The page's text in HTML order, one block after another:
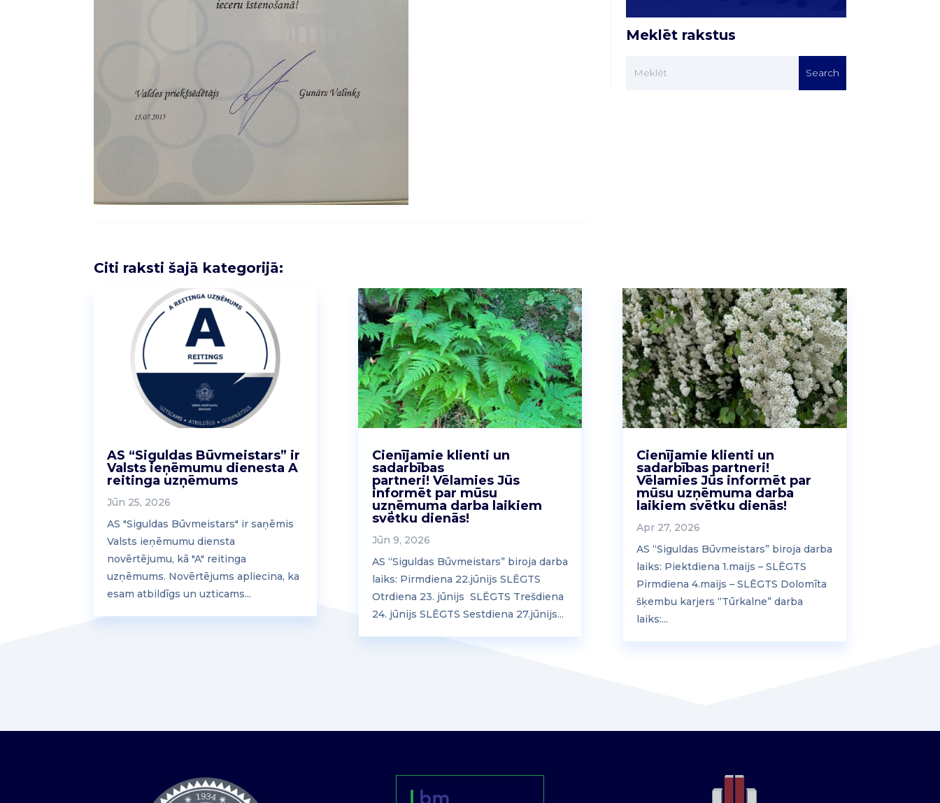
Meklēt rakstus
Citi raksti šajā kategorijā:
AS “Siguldas Būvmeistars” ir
Valsts ieņēmumu dienesta A
reitinga uzņēmums
Jūn 25, 2026
AS "Siguldas Būvmeistars" ir saņēmis
Valsts ieņēmumu diensta
novērtējumu, kā "A" reitinga
uzņēmums. Novērtējums apliecina, ka
esam atbildīgs un uzticams...
Cienījamie klienti un
sadarbības
partneri! Vēlamies Jūs
informēt par mūsu
uzņēmuma darba laikiem
svētku dienās!
Jūn 9, 2026
AS “Siguldas Būvmeistars” biroja darba
laiks: Pirmdiena 22.jūnijs SLĒGTS
Otrdiena 23. jūnijs SLĒGTS Trešdiena
24. jūnijs SLĒGTS Sestdiena 27.jūnijs...
Cienījamie klienti un
sadarbības partneri!
Vēlamies Jūs informēt par
mūsu uzņēmuma darba
laikiem svētku dienās!
Apr 27, 2026
AS “Siguldas Būvmeistars” biroja darba
laiks: Piektdiena 1.maijs – SLĒGTS
Pirmdiena 4.maijs – SLĒGTS Dolomīta
šķembu karjers “Tūrkalne” darba
laiks:...